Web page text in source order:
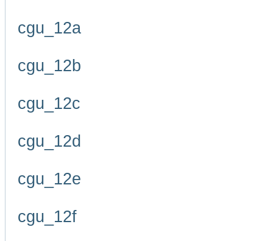
cgu_12a
cgu_12b
cgu_12c
cgu_12d
cgu_12e
cgu_12f